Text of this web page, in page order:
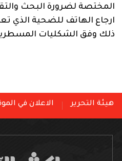
المختصة لضرورة البحث
ارجاع الهاتف للضحية الذي
ذلك وفق الشكليات المسطرية
هيئة التحرير الاعلان في